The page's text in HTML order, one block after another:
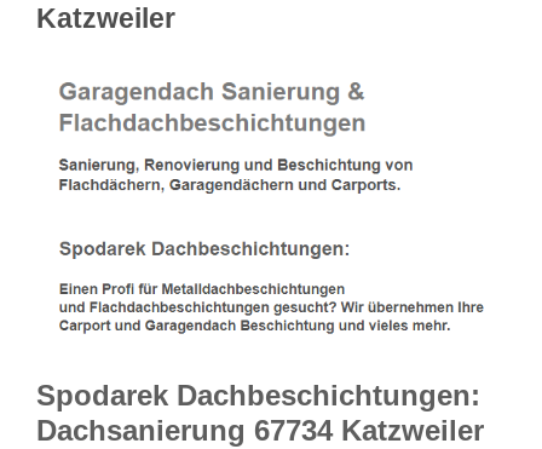
Katzweiler
Spodarek Dachbeschichtungen:
Dachsanierung 67734 Katzweiler